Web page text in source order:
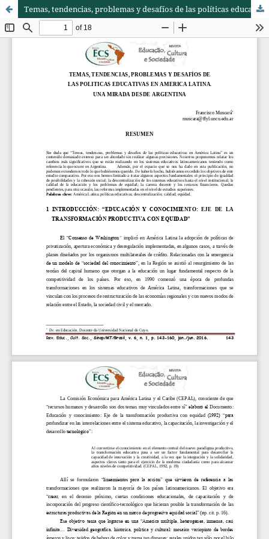
Temas, tendencias, problemas y desafíos de las políticas educativas en América Latina. Una mirada desde Argentina